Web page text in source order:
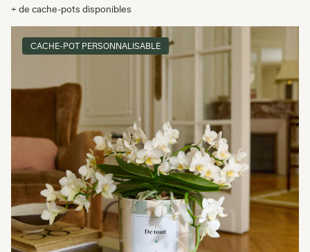
+ de cache-pots disponibles
CACHE-POT PERSONNALISABLE